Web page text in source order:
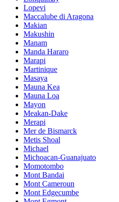
Lopevi
Maccalube di Aragona
Makian
Makushin
Manam
Manda Hararo
Marapi
Martinique
Masaya
Mauna Kea
Mauna Loa
Mayon
Meakan-Dake
Merapi
Mer de Bismarck
Metis Shoal
Michael
Michoacan-Guanajuato
Momotombo
Mont Bandai
Mont Cameroun
Mont Edgecumbe